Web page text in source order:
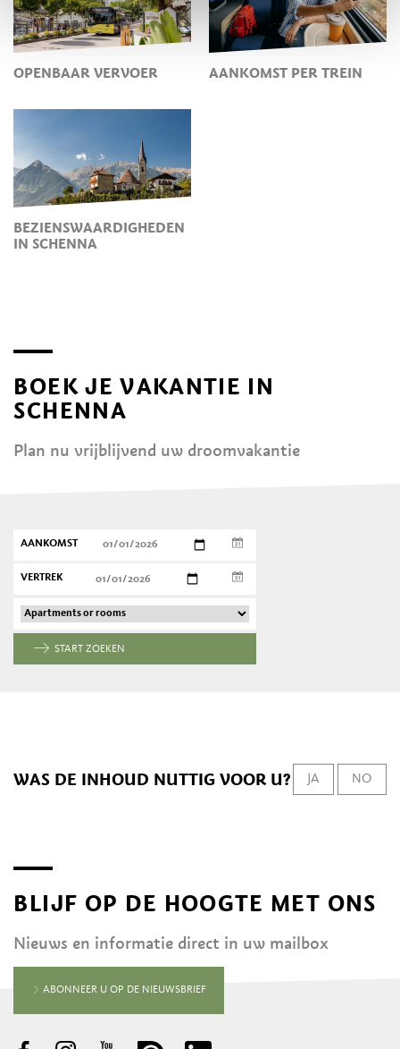
OPENBAAR VERVOER AANKOMST PER TREIN
BEZIENSWAARDIGHEDEN
IN SCHENNA
BOEK JE VAKANTIE IN
SCHENNA
Plan nu vrijblijvend uw droomvakantie
AANKOMST
VERTREK
START ZOEKEN
WAS DE INHOUD NUTTIG VOOR U? JA NO
BLIJF OP DE HOOGTE MET ONS
Nieuws en informatie direct in uw mailbox
ABONNEER U OP DE NIEUWSBRIEF